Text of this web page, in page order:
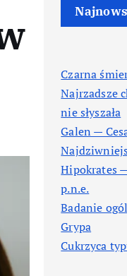
Czarna
Najrzadsze
nie słyszała
Galen —
Hipokrates
p.n.e.
Badanie
Grypa
Cukrzyca